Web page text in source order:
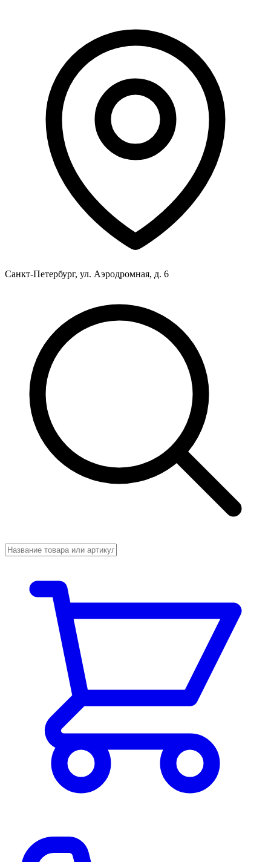
Санкт-Петербург, ул. Аэродромная, д. 6